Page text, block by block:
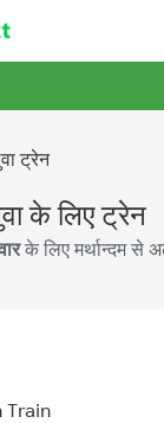
ट्रेन
के लिए ट्रेन
के लिए मर्थान्दम से
Train